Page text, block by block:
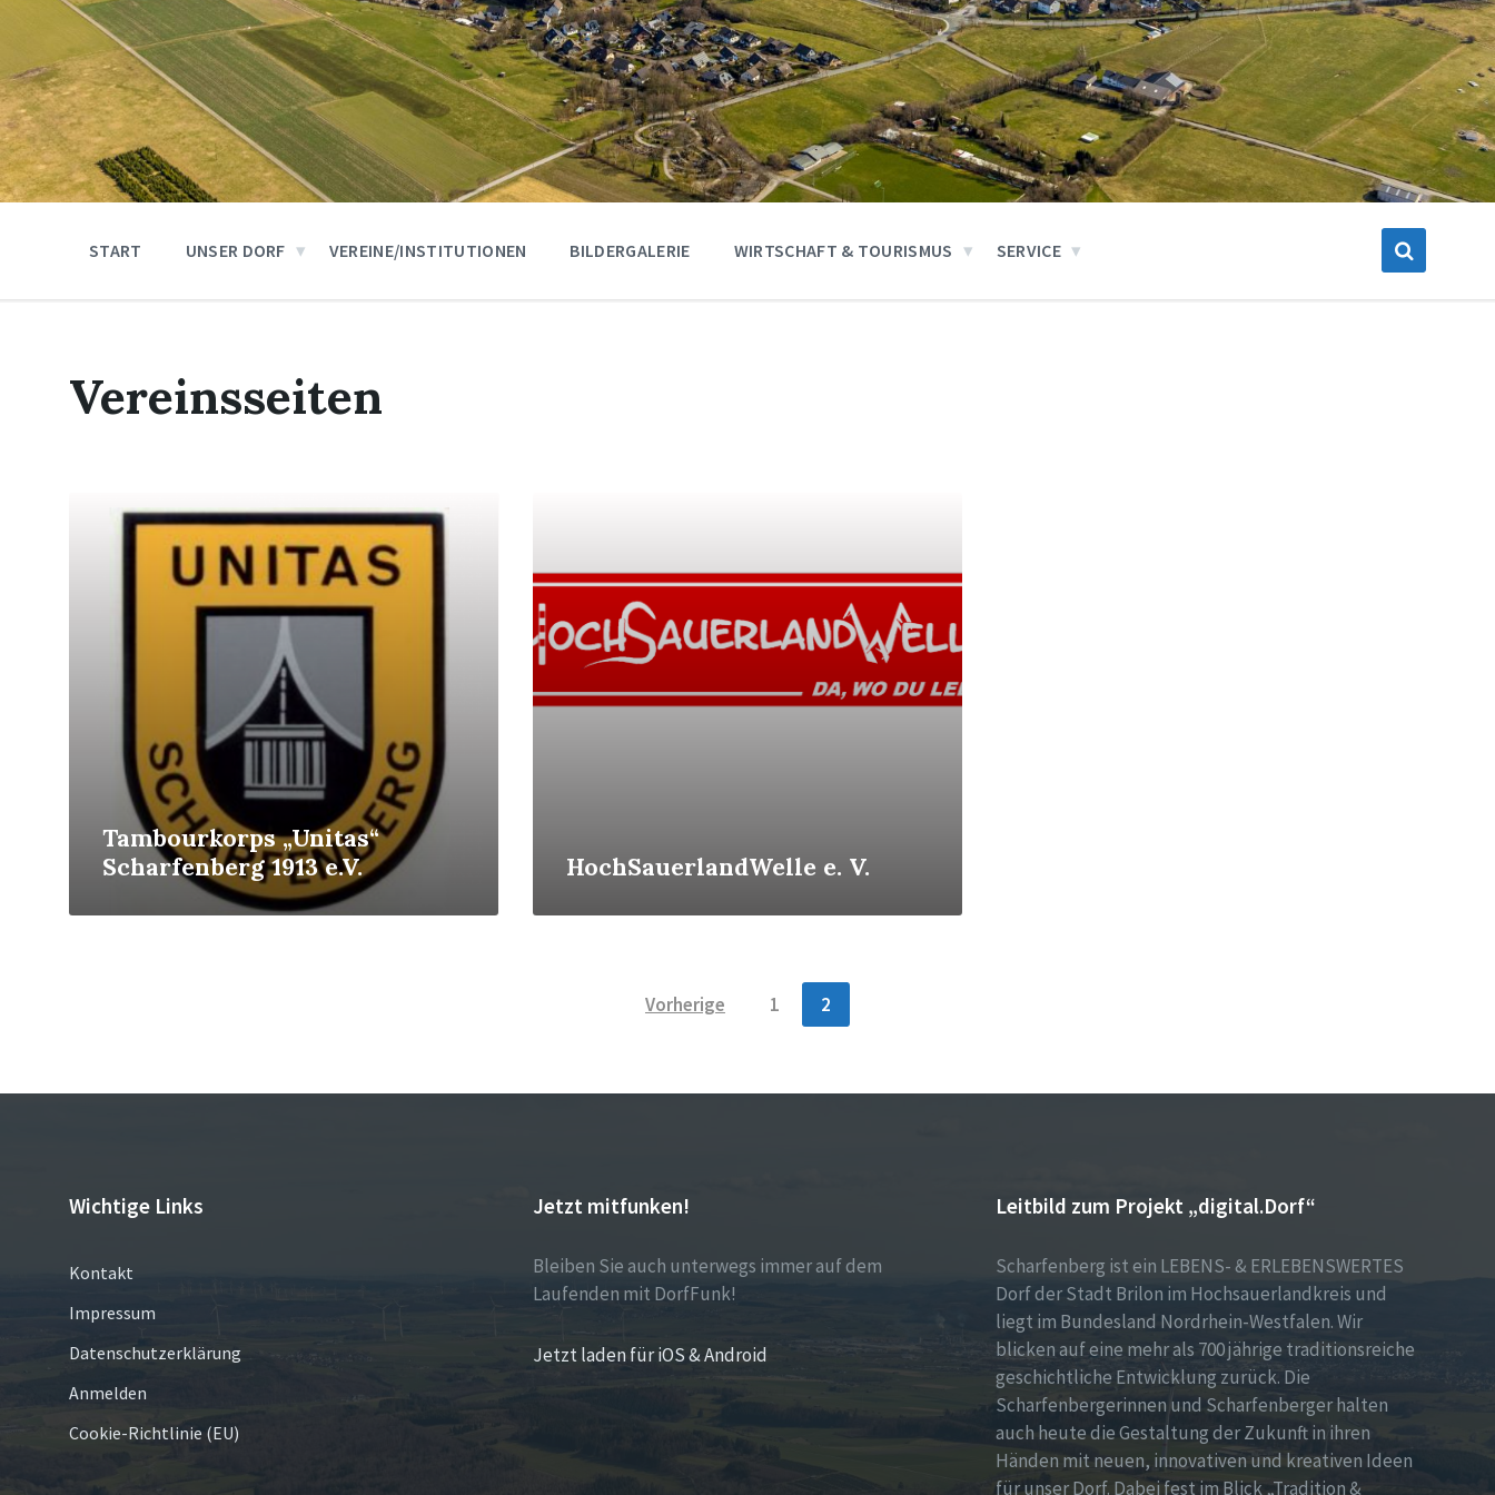
START UNSER DORF VEREINE/INSTITUTIONEN BILDERGALERIE WIRTSCHAFT & TOURISMUS SERVICE
Vereinsseiten
Tambourkorps „Unitas“
Scharfenberg 1913 e.V.
erfahren
HochSauerlandWelle e. V.
Beiträge
Vorherige 1 2
Wichtige Links
Kontakt
Impressum
Datenschutzerklärung
Anmelden
Cookie-Richtlinie (EU)
Jetzt mitfunken!
Bleiben Sie auch unterwegs immer auf dem
Laufenden mit DorfFunk!
Jetzt laden für iOS & Android
Leitbild zum Projekt „digital.Dorf“
Scharfenberg ist ein LEBENS- & ERLEBENSWERTES
Dorf der Stadt Brilon im Hochsauerlandkreis und
liegt im Bundesland Nordrhein-Westfalen. Wir
blicken auf eine mehr als 700 jährige traditionsreiche
geschichtliche Entwicklung zurück. Die
Scharfenbergerinnen und Scharfenberger halten
auch heute die Gestaltung der Zukunft in ihren
Händen mit neuen, innovativen und kreativen Ideen
für unser Dorf. Dabei fest im Blick „Tradition &